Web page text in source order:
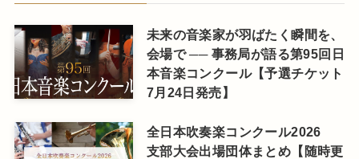
未来の音楽家が羽ばたく瞬間を、
会場で ── 事務局が語る第95回日
本音楽コンクール【予選チケット
7月24日発売】
全日本吹奏楽コンクール2026
支部大会出場団体まとめ【随時更